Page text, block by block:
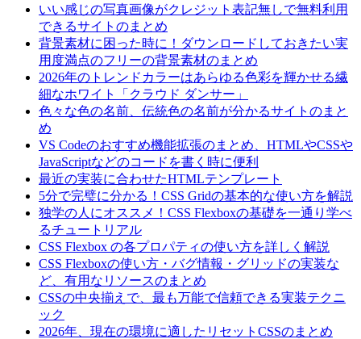
いい感じの写真画像がクレジット表記無しで無料利用
できるサイトのまとめ
背景素材に困った時に！ダウンロードしておきたい実
用度満点のフリーの背景素材のまとめ
2026年のトレンドカラーはあらゆる色彩を輝かせる繊
細なホワイト「クラウド ダンサー」
色々な色の名前、伝統色の名前が分かるサイトのまと
め
VS Codeのおすすめ機能拡張のまとめ、HTMLやCSSや
JavaScriptなどのコードを書く時に便利
最近の実装に合わせたHTMLテンプレート
5分で完璧に分かる！CSS Gridの基本的な使い方を解説
独学の人にオススメ！CSS Flexboxの基礎を一通り学べ
るチュートリアル
CSS Flexbox の各プロパティの使い方を詳しく解説
CSS Flexboxの使い方・バグ情報・グリッドの実装な
ど、有用なリソースのまとめ
CSSの中央揃えで、最も万能で信頼できる実装テクニ
ック
2026年、現在の環境に適したリセットCSSのまとめ